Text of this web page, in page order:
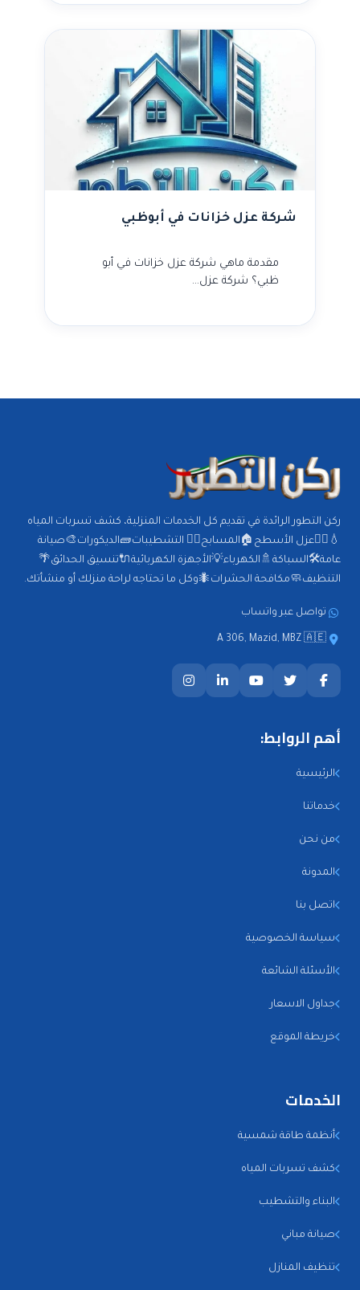
شركة عزل خزانات في أبوظبي
مقدمة ماهي شركة عزل خزانات في أبو
ظبي؟ شركة عزل…
ركن التطور الرائدة في تقديم كل الخدمات المنزلية، كشف تسربات المياه
💧🕵️‍♂️عزل الأسطح🏠المسابح🏊‍♂️ التشطيبات🧱الديكورات🎨صيانة
عامة🛠️السباكة🚿الكهرباء💡الأجهزة الكهربائية🔌تنسيق الحدائق🌴
التنظيف🧼مكافحة الحشرات🐜وكل ما تحتاجه لراحة منزلك أو منشأتك.
تواصل عبر واتساب
A 306, Mazid, MBZ 🇦🇪
أهم الروابط:
الرئيسية
خدماتنا
من نحن
المدونة
اتصل بنا
سياسة الخصوصية
الأسئلة الشائعة
جداول الاسعار
خريطة الموقع
الخدمات
أنظمة طاقة شمسية
كشف تسربات المياه
البناء والتشطيب
صيانة مباني
تنظيف المنازل